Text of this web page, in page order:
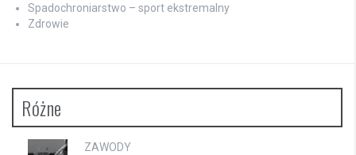
Spadochroniarstwo – sport ekstremalny
Zdrowie
Różne
ZAWODY